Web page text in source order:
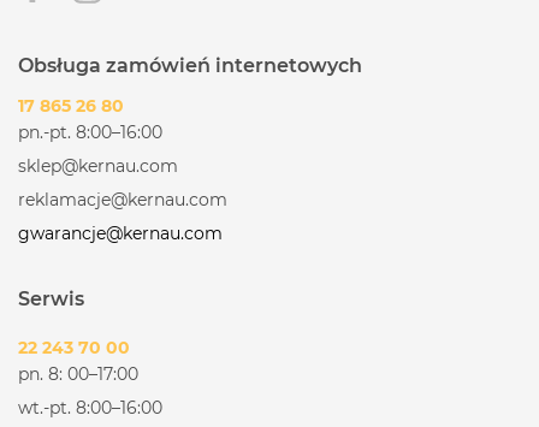
Obsługa zamówień internetowych
17 865 26 80
pn.-pt. 8:00–16:00
sklep@kernau.com
reklamacje@kernau.com
gwarancje@kernau.com
Serwis
22 243 70 00
pn. 8: 00–17:00
wt.-pt. 8:00–16:00